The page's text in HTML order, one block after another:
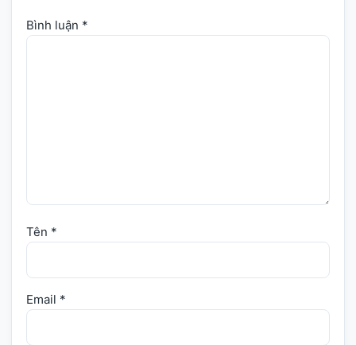
Bình luận *
Tên *
Email *